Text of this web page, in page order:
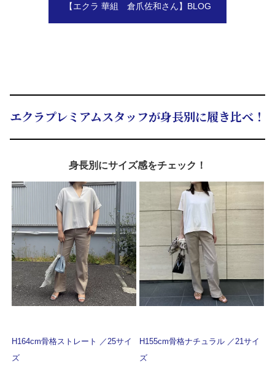
【エクラ 華組 倉爪佐和さん】BLOG
エクラプレミアムスタッフが身長別に履き比べ！
身長別にサイズ感をチェック！
H164cm骨格ストレート ／25サイ
ズ
H155cm骨格ナチュラル ／21サイ
ズ